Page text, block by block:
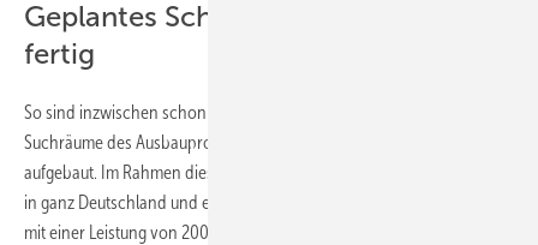
Geplantes Schnellladenetz ist fast
fertig
So sind inzwischen schon in über 80 Prozent der sogenannten
Suchräume des Ausbauprogramms Deutschlandnetz Schnelllader
aufgebaut. Im Rahmen dieses Programms sollen an 1.000 Standorten
in ganz Deutschland und entlang der Autobahnen 9.000 Ladepunkte
mit einer Leistung von 200 Kilowatt pro Fahrzeug aufgebaut werden.